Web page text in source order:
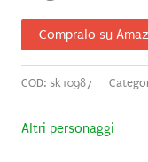
Compralo su
COD: sk10987
Altri personaggi